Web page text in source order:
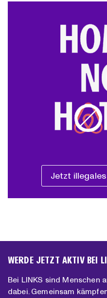
Jetzt
WERDE JETZT AKTIV BEI
Bei LINKS sind Menschen
dabei. Gemeinsam